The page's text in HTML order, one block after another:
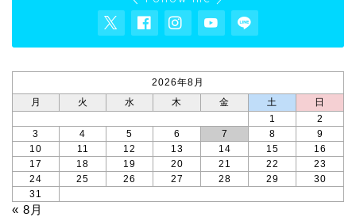
2026年8月
月
火 水 木 金 土
日
1
2
3
4 5 6 7 8
9
10
11 12 13 14 15
16
17
18 19 20 21 22
23
24
25 26 27 28 29
30
31
« 8月